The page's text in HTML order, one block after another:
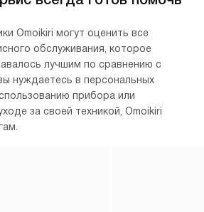
Omoikiri могут оценить все
обслуживания, которое
лучшим по сравнению с
нуждаетесь в персональных
прибора или
за своей техникой, Omoikiri